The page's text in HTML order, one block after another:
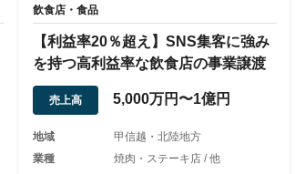
飲食店・食品
【利益率20％超え】SNS集客に強み
を持つ高利益率な飲食店の事業譲渡
売上高 5,000万円〜1億円
地域
甲信越・北陸地方
業種
焼肉・ステーキ店 / 他